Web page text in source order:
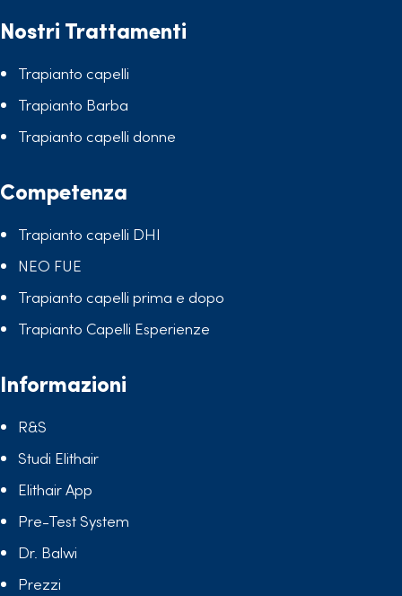
Nostri Trattamenti
Trapianto capelli
Trapianto Barba
Trapianto capelli donne
Competenza
Trapianto capelli DHI
NEO FUE
Trapianto capelli prima e dopo
Trapianto Capelli Esperienze
Informazioni
R&S
Studi Elithair
Elithair App
Pre-Test System
Dr. Balwi
Prezzi